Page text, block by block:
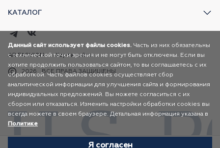
КАТАЛОГ
2026 ВСЕ ПРАВА ЗАЩИЩЕНЫ
AR FASHION Карта сайта
Данный сайт использует файлы cookies. Часть из них обязательны
с технической точки зрения и не могут быть отключены. Если вы
хотите продолжить пользоваться сайтом, то вы соглашаетесь с их
обработкой. Часть файлов cookies осуществляет сбор
аналитической информации для улучшения сайта и формирования
индивидуальных предложений. Вы можете согласиться с их
сбором или отказаться. Изменить настройки обработки cookies вы
всегда можете в своем браузере. Детальная информация указана в
Политике
Я согласен